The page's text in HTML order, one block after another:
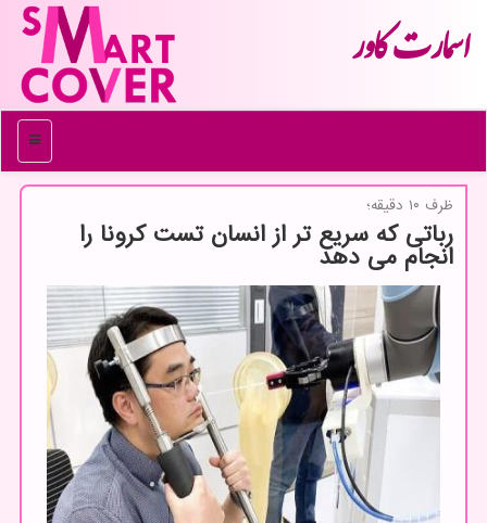
اسمارت كاور
منو
ظرف ۱۰ دقیقه؛
رباتی كه سریع تر از انسان تست كرونا را
انجام می دهد